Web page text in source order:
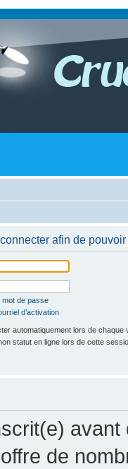
afin de
mot de passe
d’activation
automatiquement lors de chaque
statut en ligne lors de cette
avant
de